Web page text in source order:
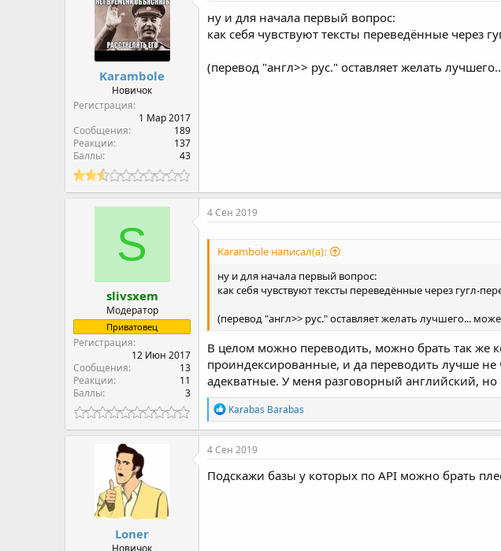
и
и
:
Karambole
Новичок
Регистрация
1 Мар 2017
Сообщения
189
Реакции
137
Баллы
43
ну и для начала первый вопрос:
как себя чувствуют тексты переведённые через
(перевод "англ>> рус." оставляет желать
S
slivsxem
Модератор
Приватовец
Регистрация
12 Июн 2017
Сообщения
13
Реакции
11
Баллы
3
4 Сен 2019
Karambole написал(а):
ну и для начала первый вопрос:
как себя чувствуют тексты переведённые через гугл-
(перевод "англ>> рус." оставляет желать лучшего...
В целом можно переводить, можно брать так же
проиндексированные, и да переводить лучше не
адекватные. У меня разговорный английский,
Р
е
а
к
и
и
Karabas Barabas
Loner
Новичок
4 Сен 2019
Подскажи базы у которых по API можно брать